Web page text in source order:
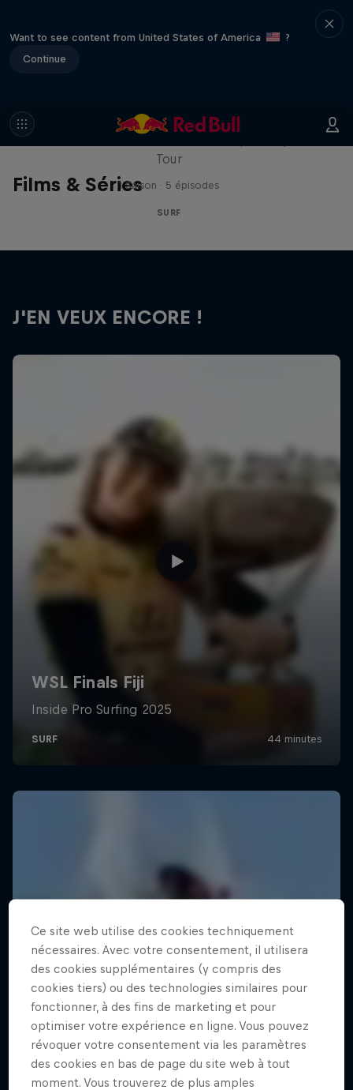
Want to see content from United States of America
?
Continue
Films & Séries
WSL Replay
Tour
1 Saison · 5 épisodes
SURF
J'EN VEUX ENCORE !
Ce site web utilise des cookies techniquement
nécessaires. Avec votre consentement, il utilisera
des cookies supplémentaires (y compris des
cookies tiers) ou des technologies similaires pour
fonctionner, à des fins de marketing et pour
optimiser votre expérience en ligne. Vous pouvez
révoquer votre consentement via les paramètres
des cookies en bas de page du site web à tout
moment. Vous trouverez de plus amples